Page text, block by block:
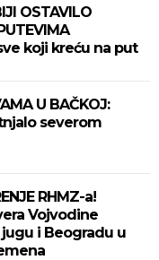
OSTAVILO
koji kreću na put
U BAČKOJ:
severom
RHMZ-a!
Vojvodine
i Beogradu u